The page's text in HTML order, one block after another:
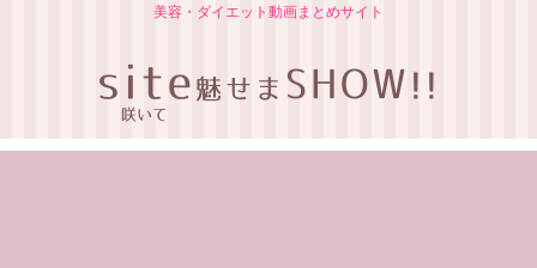
美容・ダイエット動画まとめサイト